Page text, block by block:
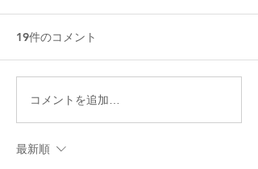
冷房病対策★6つのオーガ
ニックお手当法
19件のコメント
コメントを追加…
最新順